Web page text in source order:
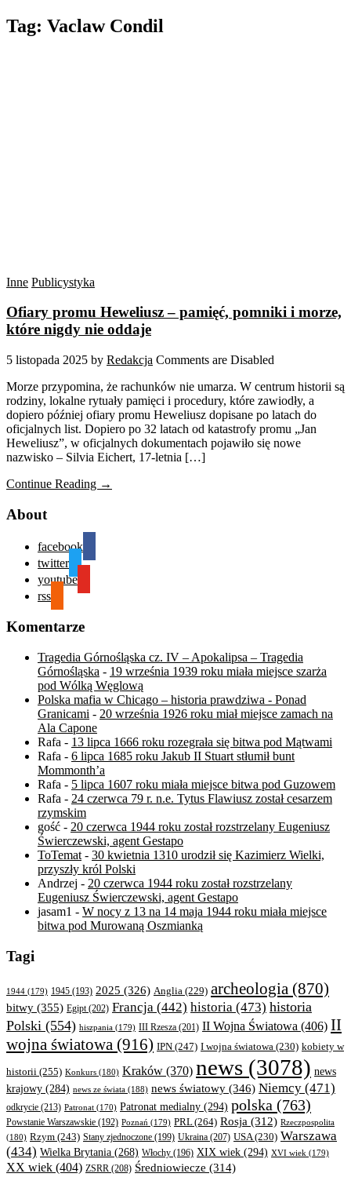
Tag: Vaclaw Condil
Inne Publicystyka
Ofiary promu Heweliusz – pamięć, pomniki i morze,
które nigdy nie oddaje
5 listopada 2025 by Redakcja Comments are Disabled
Morze przypomina, że rachunków nie umarza. W centrum historii są
rodziny, lokalne rytuały pamięci i procedury, które zawiodły, a
dopiero później ofiary promu Heweliusz dopisane po latach do
oficjalnych list. Dopiero po 32 latach od katastrofy promu „Jan
Heweliusz”, w oficjalnych dokumentach pojawiło się nowe
nazwisko – Silvia Eichert, 17-letnia […]
Continue Reading →
About
facebook
twitter
youtube
rss
Komentarze
Tragedia Górnośląska cz. IV – Apokalipsa – Tragedia
Górnośląska - 19 września 1939 roku miała miejsce szarża
pod Wólką Węglową
Polska mafia w Chicago – historia prawdziwa - Ponad
Granicami - 20 września 1926 roku miał miejsce zamach na
Ala Capone
Rafa - 13 lipca 1666 roku rozegrała się bitwa pod Mątwami
Rafa - 6 lipca 1685 roku Jakub II Stuart stłumił bunt
Mommonth’a
Rafa - 5 lipca 1607 roku miała miejsce bitwa pod Guzowem
Rafa - 24 czerwca 79 r. n.e. Tytus Flawiusz został cesarzem
rzymskim
gość - 20 czerwca 1944 roku został rozstrzelany Eugeniusz
Świerczewski, agent Gestapo
ToTemat - 30 kwietnia 1310 urodził się Kazimierz Wielki,
przyszły król Polski
Andrzej - 20 czerwca 1944 roku został rozstrzelany
Eugeniusz Świerczewski, agent Gestapo
jasam1 - W nocy z 13 na 14 maja 1944 roku miała miejsce
bitwa pod Murowaną Oszmianką
Tagi
1944 (179) 1945 (193) 2025 (326) Anglia (229) archeologia (870)
bitwy (355) Egipt(202) Francja (442) historia (473) historia
Polski (554) hiszpania (179) III Rzesza (201) II Wojna Światowa (406) II
wojna światowa (916) IPN (247) I wojna światowa (230) kobiety w
historii (255) Konkurs (180) Kraków (370) news (3078) news
krajowy (284) news ze świata (188) news światowy (346) Niemcy (471)
odkrycie (213) Patronat (170) Patronat medialny (294) polska (763)
Powstanie Warszawskie (192) Poznań (179) PRL(264) Rosja (312) Rzeczpospolita
(180) Rzym (243) Stany zjednoczone (199) Ukraina (207) USA(230) Warszawa
(434) Wielka Brytania (268) Włochy (196) XIX wiek (294) XVI wiek (179)
XX wiek (404) ZSRR (208) Średniowiecze (314)